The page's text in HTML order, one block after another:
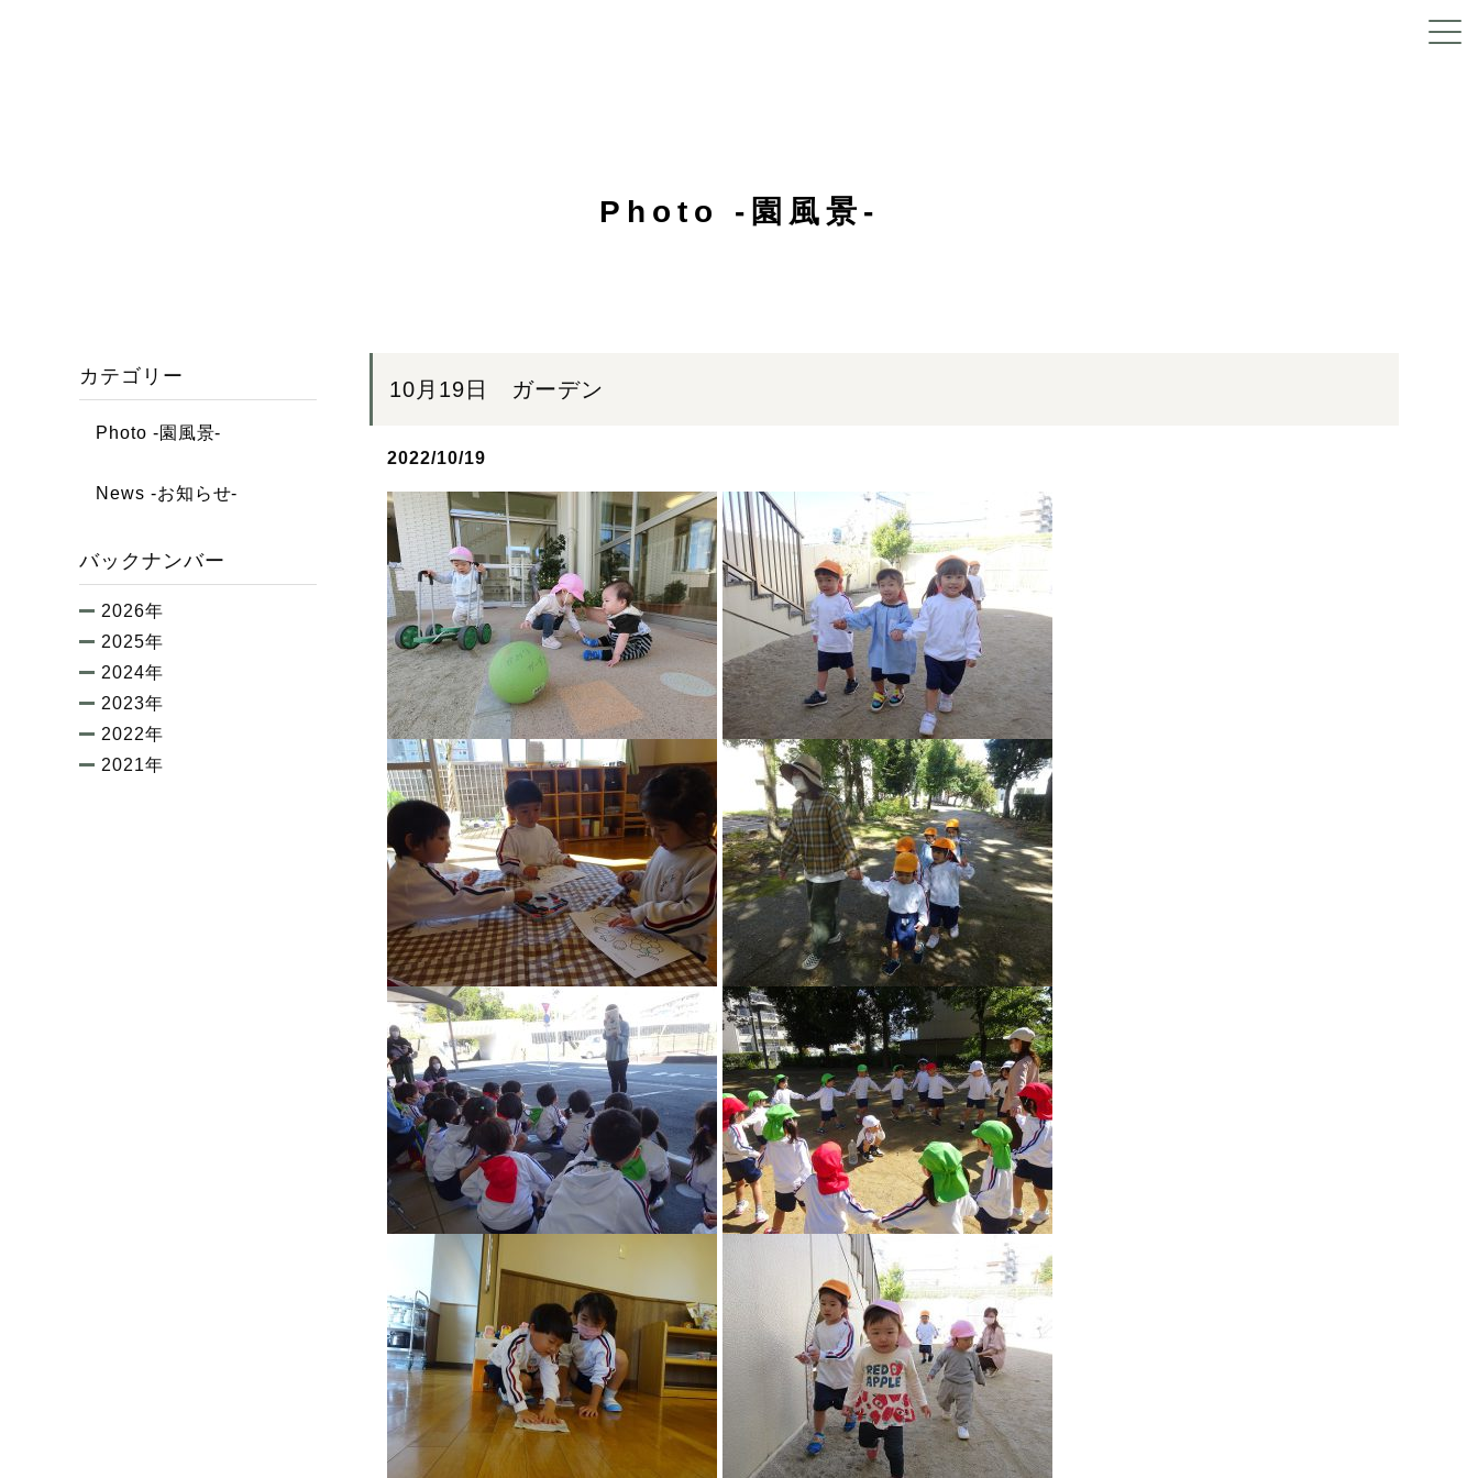
Photo -園風景-
10月19日 ガーデン
2022/10/19
カテゴリー
Photo -園風景-
News -お知らせ-
バックナンバー
2026年
2025年
2024年
2023年
2022年
2021年